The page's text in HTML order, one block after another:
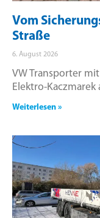
Vom
Straße
6. August 2026
VW Transporter
Elektro-Kaczmarek
Weiterlesen »